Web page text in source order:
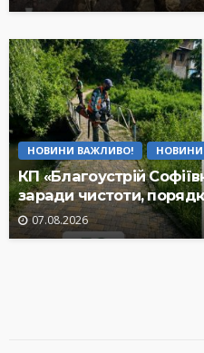
НОВИНИ ВАЖЛИВО! НОВИНИ
КП «Благоустрій
заради чистоти,
07.08.2026